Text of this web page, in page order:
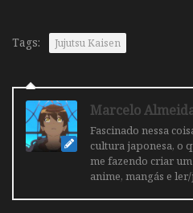
Tags: Jujutsu Kaisen
Marcelo
Fascinado nessa
cultura japonesa, o
me fazendo criar
anime, mangás e